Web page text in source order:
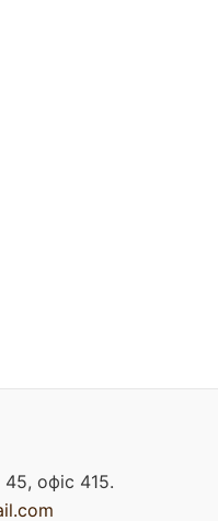
офіс 415.